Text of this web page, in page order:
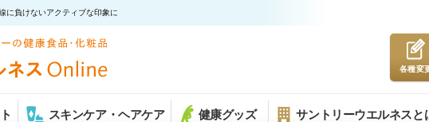
に負けないアクティブな印象に
各種変
スキンケア・ヘアケア 健康グッズ サントリーウエルネスと